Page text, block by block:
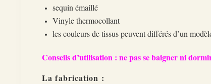
sequin émaillé
Vinyle thermocollant
les couleurs de tissus peuvent différés d’un
Conseils d’utilisation : ne pas se baigner ni
La fabrication :